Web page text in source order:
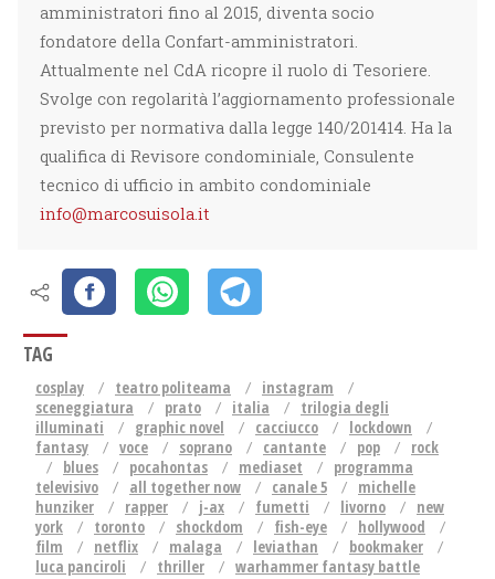
amministratori fino al 2015, diventa socio
fondatore della Confart-amministratori.
Attualmente nel CdA ricopre il ruolo di Tesoriere.
Svolge con regolarità l’aggiornamento professionale
previsto per normativa dalla legge 140/201414. Ha la
qualifica di Revisore condominiale, Consulente
tecnico di ufficio in ambito condominiale
info@marcosuisola.it
TAG
cosplay teatro politeama
instagram
sceneggiatura
prato italia
trilogia degli
illuminati
graphic novel cacciucco
lockdown
fantasy
voce soprano cantante pop
rock
blues
pocahontas mediaset
programma
televisivo
all together now canale 5
michelle
hunziker
rapper j-ax fumetti livorno
new
york
toronto shockdom fish-eye
hollywood
film
netflix malaga leviathan
bookmaker
luca panciroli
thriller warhammer fantasy battle